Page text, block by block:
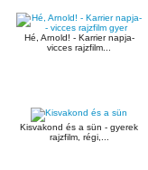
Hé, Arnold! - Karrier napja-
vicces rajzfilm...
Kisvakond és a sün - gyerek
rajzfilm, régi,...